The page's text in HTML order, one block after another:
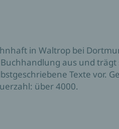
in Waltrop bei
aus und trägt
Texte vor.
über 4000.